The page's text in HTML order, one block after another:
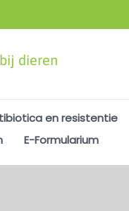
dieren
en resistentie
E-Formularium